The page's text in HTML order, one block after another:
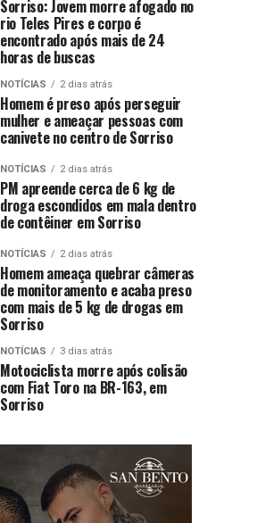
Sorriso: Jovem morre afogado no
rio Teles Pires e corpo é
encontrado após mais de 24
horas de buscas
NOTÍCIAS 2 dias atrás
Homem é preso após perseguir
mulher e ameaçar pessoas com
canivete no centro de Sorriso
NOTÍCIAS 2 dias atrás
PM apreende cerca de 6 kg de
droga escondidos em mala dentro
de contêiner em Sorriso
NOTÍCIAS 2 dias atrás
Homem ameaça quebrar câmeras
de monitoramento e acaba preso
com mais de 5 kg de drogas em
Sorriso
NOTÍCIAS 3 dias atrás
Motociclista morre após colisão
com Fiat Toro na BR-163, em
Sorriso